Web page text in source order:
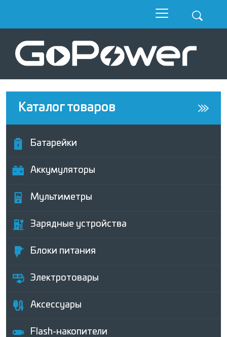
Каталог товаров
Батарейки
Аккумуляторы
Мультиметры
Зарядные устройства
Блоки питания
Электротовары
Аксессуары
Flash-накопители